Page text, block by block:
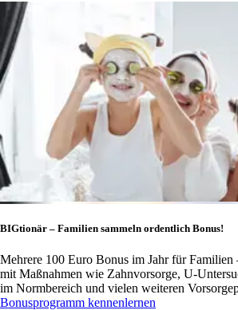
BIGtionär – Familien sammeln ordentlich Bonus!
Mehrere 100 Euro Bonus im Jahr für Familien
mit Maßnahmen wie Zahnvorsorge, U-
im Normbereich und vielen weiteren
Bonusprogramm kennenlernen